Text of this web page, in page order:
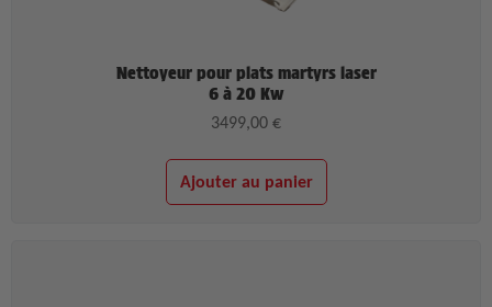
Nettoyeur pour plats martyrs laser
6 à 20 Kw
3499,00 €
Ajouter au panier